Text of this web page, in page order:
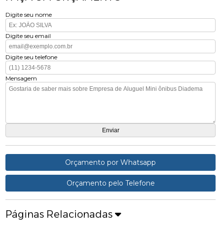
Digite seu nome
Digite seu email
Digite seu telefone
Mensagem
Orçamento por Whatsapp
Orçamento pelo Telefone
Páginas Relacionadas